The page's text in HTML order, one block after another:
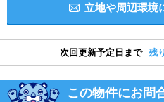
立地や周辺環境
次回更新予定日まで 残
この物件にお問